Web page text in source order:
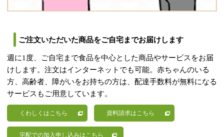
ご注文いただいた商品をご自宅までお届けします
週に1度、ご自宅まで食品を中心とした商品やサービスをお届
けします。注文はインターネットでも可能。赤ちゃんのいる
方、高齢者、障がいをお持ちの方は、配達手数料が無料になる
サービスもご用意しています。
くわしくはこちら 資料請求はこちら
宅配での加入申し込みはこちら